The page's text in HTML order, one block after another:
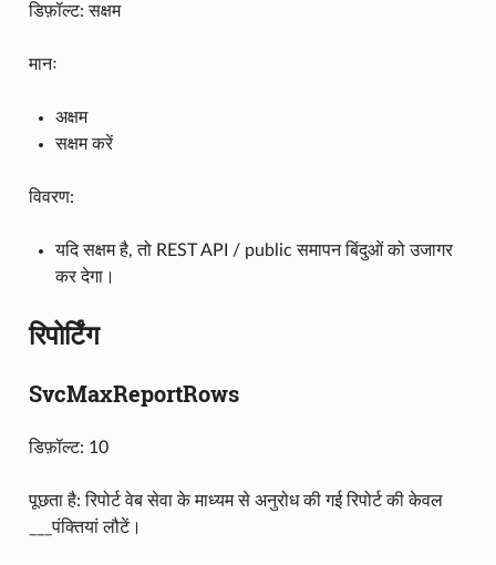
डिफ़ॉल्ट: सक्षम
मानः
अक्षम
सक्षम करें
विवरण:
यदि सक्षम है, तो REST API / public समापन बिंदुओं को उजागर
कर देगा।
रिपोर्टिंग
SvcMaxReportRows
डिफ़ॉल्ट: 10
पूछता है: रिपोर्ट वेब सेवा के माध्यम से अनुरोध की गई रिपोर्ट की केवल
___पंक्तियां लौटें।